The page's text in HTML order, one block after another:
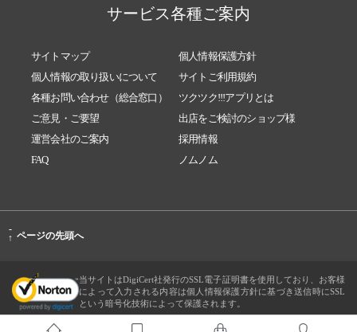
サービス各種ご案内
サイトマップ
個人情報保護方針
個人情報の取り扱いについて
サイトご利用規約
各種お問い合わせ（総合窓口）
ツクツク!!!アプリとは
ご意見・ご要望
出店をご検討のショップ様
運営会社のご案内
採用情報
FAQ
ノムノム
-
↑ ページの先頭へ
当サイトはDigiCert社発行のSSL電子証明書を使用しており、お客様
によって入力される内容は個人情報保護方針に基づき送信時にSSL
という暗号化技術によって保護されます。